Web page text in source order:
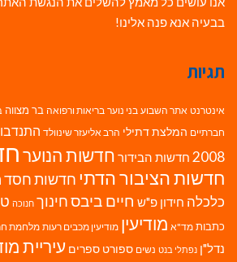
בבעיה אנא פנה אלינו!
תגיות
אינטרנט אתר השבוע בני נוער בריאות ורפואה בר מצווה
חברתיים המלצת דתילי הרב אליעזר שינוולד
2008 חדשות הבידור חדשות הנוער
חדשות הציבור הדתי חדשות חסד
כלכלה חידון פ"ש חיים ביבסחינוך חנוכה
כתבות מד"א מודיעין מודיעין מכבים רעות מלחמת
נדל"ן נפתלי בנט נשים ספורט ספרים עיריית